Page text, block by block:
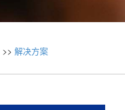
>> 解决方案